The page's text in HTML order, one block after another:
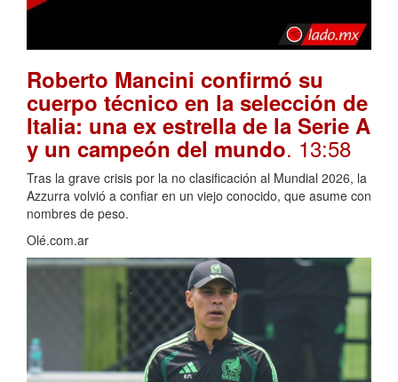
Roberto Mancini confirmó su
cuerpo técnico en la selección de
Italia: una ex estrella de la Serie A
y un campeón del mundo. 13:58
Tras la grave crisis por la no clasificación al Mundial 2026, la
Azzurra volvió a confiar en un viejo conocido, que asume con
nombres de peso.
Olé.com.ar